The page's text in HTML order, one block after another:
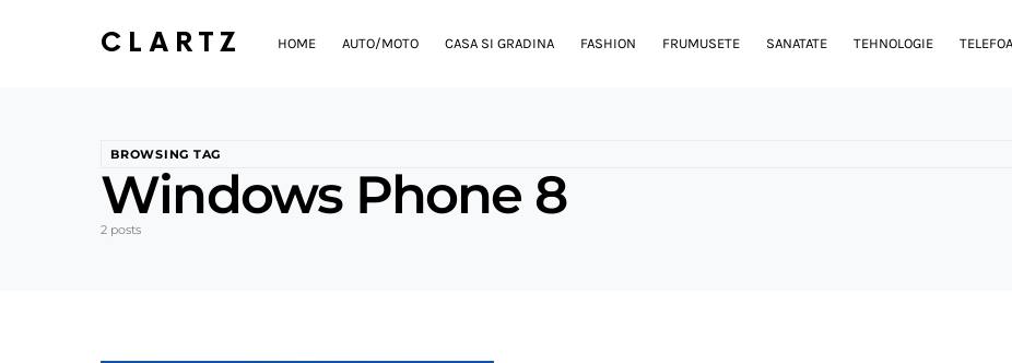
CLARTZ HOME AUTO/MOTO CASA SI GRADINA FASHION FRUMUSETE SANATATE TEHNOLOGIE
BROWSING TAG
Windows Phone 8
2 posts